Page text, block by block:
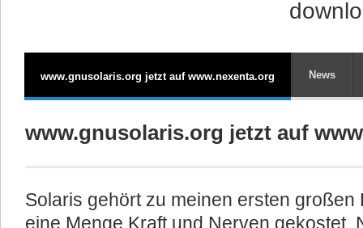
www.gnusolaris.org jetzt auf www.nexenta.org News
www.gnusolaris.org jetzt auf
Solaris gehört zu meinen ersten großen
eine Menge Kraft und Nerven gekostet.